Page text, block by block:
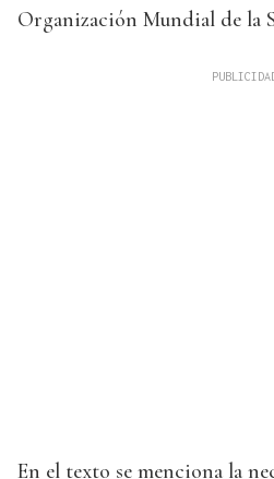
Organización Mundial de la
En el texto se menciona la